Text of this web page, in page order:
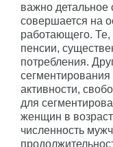
важно детальное
совершается на
работающего. Те,
пенсии,
потребления.
активности,
для
женщин в
численность